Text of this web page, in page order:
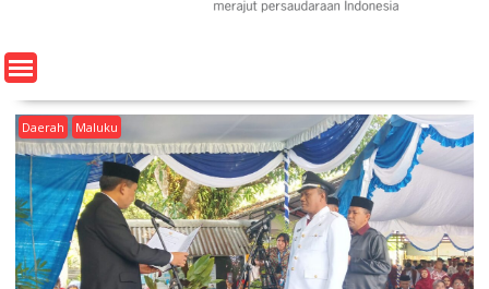
e
n
Daerah Maluku